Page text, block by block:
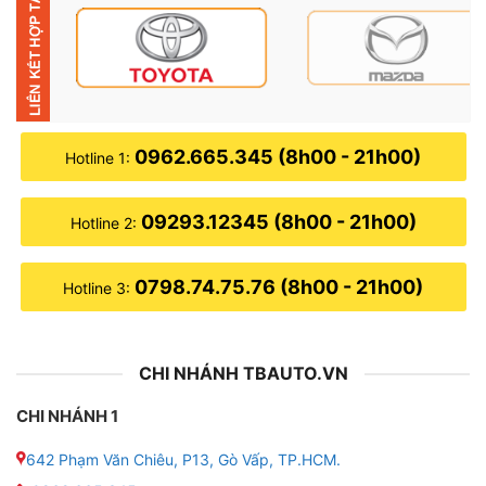
✔ Giá nóc có dạng hình vuông: loại giá này có kích
thước thước tầm 90 * 100, 100 * 120 , 100 * 140. Sản
phẩm này sẽ cao hơn trần xe khoảng 10cm. Loại giá
này tăng cường phát huy hiệu quả chịu tải, đánh chở
hàng hóa vượt trội. Tuy nhiên, nhiều chủ xe cũng khá
phân vân việc đăng kiểm cho xe hoặc công an kiểm
tra. Vì nó có chiều cao vượt lên xe quá nhiều.
Hotline 1: 0962.665.345 (8h00 - 21h00)
Hotline 2: 09293.12345 (8h00 - 21h00)
Hotline 3: 0798.74.75.76 (8h00 - 21h00)
CHI NHÁNH TBAUTO.VN
CHI NHÁNH 1
642 Phạm Văn Chiêu, P13, Gò Vấp, TP.HCM.